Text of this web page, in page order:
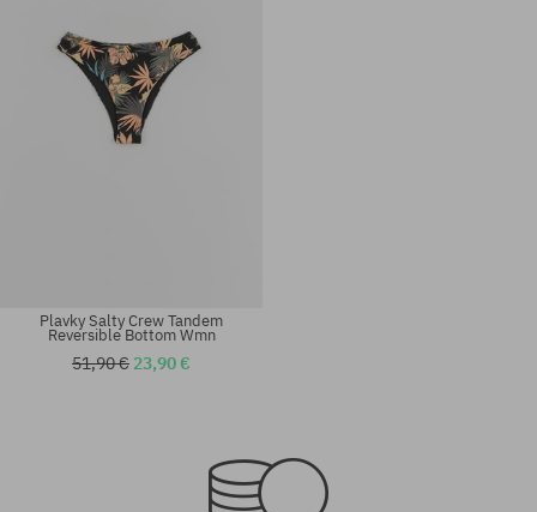
Plavky Salty Crew Tandem
Reversible Bottom Wmn
51,90 € 23,90 €